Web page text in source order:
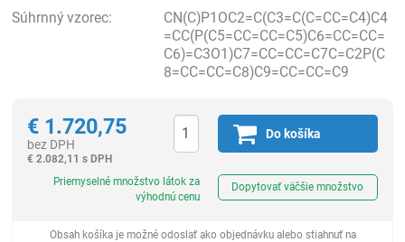
Súhrnný vzorec:
CN(C)P1OC2=C(C3=C(C=CC=C4)C4
=CC(P(C5=CC=CC=C5)C6=CC=CC=
C6)=C3O1)C7=CC=CC=C7C=C2P(C
8=CC=CC=C8)C9=CC=CC=C9
€ 1.720,75
bez DPH
€ 2.082,11 s DPH
Do košíka
Priemyselné množstvo látok za
výhodnú cenu
Dopytovať väčšie množstvo
Obsah košíka je možné odoslať ako objednávku alebo stiahnuť na